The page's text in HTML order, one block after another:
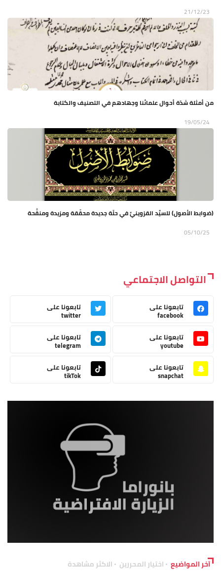
21/12/23
من أمثلة شدّة أحوال علمائنا وجهادهم في التصنيف والكتابة
19/05/24
(ضوابط الأصول) للسيِّد القزوينيِّ في حلّة جديدة محقّقة ومزيدة ومنقَّحة
05/10/25
التواصل الاجتماعي
تابعونا على
facebook
تابعونا على
twitter
تابعونا على
youtube
تابعونا على
telegram
تابعونا على
snapchat
تابعونا على
tikTok
آخر المواضيع اختيار المحررين الاكثر مشاهدة